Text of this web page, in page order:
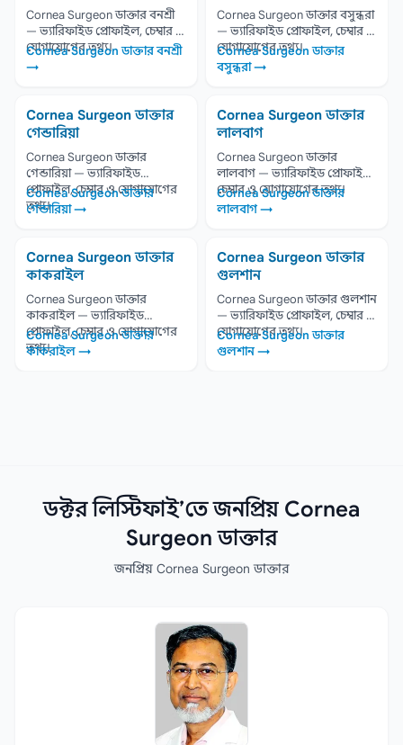
Cornea Surgeon ডাক্তার বনশ্রী
— ভ্যারিফাইড প্রোফাইল, চেম্বার ও
যোগাযোগের তথ্য।
Cornea Surgeon ডাক্তার বনশ্রী
→
Cornea Surgeon ডাক্তার বসুন্ধরা
— ভ্যারিফাইড প্রোফাইল, চেম্বার ও
যোগাযোগের তথ্য।
Cornea Surgeon ডাক্তার
বসুন্ধরা →
Cornea Surgeon ডাক্তার
গেন্ডারিয়া
Cornea Surgeon ডাক্তার
গেন্ডারিয়া — ভ্যারিফাইড
প্রোফাইল, চেম্বার ও যোগাযোগের
তথ্য।
Cornea Surgeon ডাক্তার
গেন্ডারিয়া →
Cornea Surgeon ডাক্তার
লালবাগ
Cornea Surgeon ডাক্তার
লালবাগ — ভ্যারিফাইড প্রোফাইল,
চেম্বার ও যোগাযোগের তথ্য।
Cornea Surgeon ডাক্তার
লালবাগ →
Cornea Surgeon ডাক্তার
কাকরাইল
Cornea Surgeon ডাক্তার
কাকরাইল — ভ্যারিফাইড
প্রোফাইল, চেম্বার ও যোগাযোগের
তথ্য।
Cornea Surgeon ডাক্তার
কাকরাইল →
Cornea Surgeon ডাক্তার
গুলশান
Cornea Surgeon ডাক্তার গুলশান
— ভ্যারিফাইড প্রোফাইল, চেম্বার ও
যোগাযোগের তথ্য।
Cornea Surgeon ডাক্তার
গুলশান →
ডক্টর লিস্টিফাই’তে জনপ্রিয় Cornea
Surgeon ডাক্তার
জনপ্রিয় Cornea Surgeon ডাক্তার